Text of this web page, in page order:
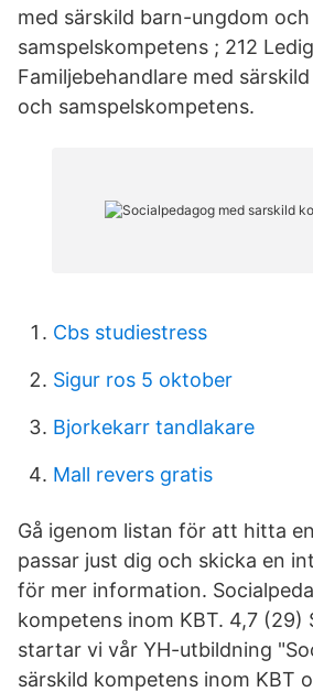
med särskild barn-ungdom och
samspelskompetens ; 212
Familjebehandlare med
och samspelskompetens.
Cbs studiestress
Sigur ros 5 oktober
Bjorkekarr tandlakare
Mall revers gratis
Gå igenom listan för att hitta
passar just dig och skicka en
för mer information.
kompetens inom KBT. 4,7 (29)
startar vi vår YH-utbildning
särskild kompetens inom KBT